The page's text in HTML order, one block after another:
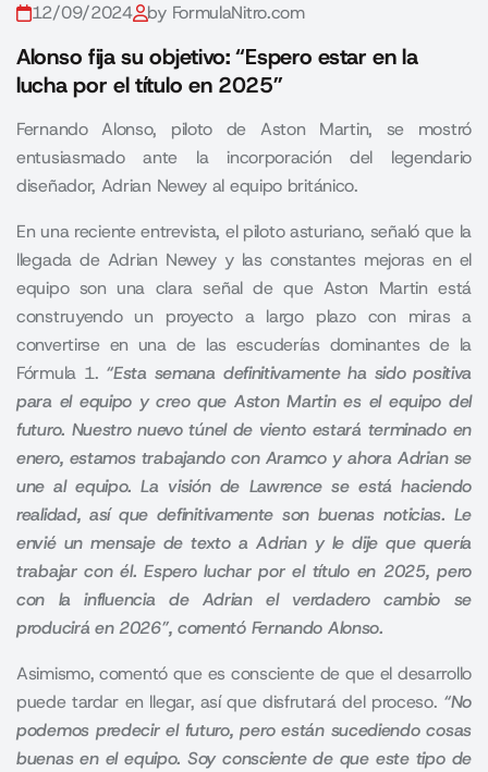
12/09/2024 by FormulaNitro.com
Alonso fija su objetivo: “Espero estar en la
lucha por el título en 2025”
Fernando Alonso, piloto de Aston Martin, se mostró
entusiasmado ante la incorporación del legendario
diseñador, Adrian Newey al equipo británico.
En una reciente entrevista, el piloto asturiano, señaló que la
llegada de Adrian Neweyy las constantes mejoras en el
equipo son una clara señal de que Aston Martin está
construyendo un proyecto a largo plazo con miras a
convertirse en una de las escuderías dominantes de la
Fórmula 1. “Esta semana definitivamente ha sido positiva
para el equipo y creo que Aston Martin es el equipo del
futuro. Nuestro nuevo túnel de viento estará terminado en
enero, estamos trabajando con Aramco y ahora Adrian se
une al equipo. La visión de Lawrence se está haciendo
realidad, así que definitivamente son buenas noticias. Le
envié un mensaje de texto a Adrian y le dije que quería
trabajar con él. Espero luchar por el título en 2025, pero
con la influencia de Adrian el verdadero cambio se
producirá en 2026”, comentó Fernando Alonso.
Asimismo, comentó que es consciente de que el desarrollo
puede tardar en llegar, así que disfrutará del proceso. “No
podemos predecir el futuro, pero están sucediendo cosas
buenas en el equipo. Soy consciente de que este tipo de